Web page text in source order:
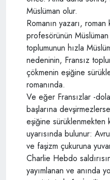
Müslüman olur.
Romanın yazarı,
profesörünün Müslüman
toplumunun hızla
nedeninin, Fransız
çökmenin eşiğine
romanında.
Ve eğer Fransızlar -
başlarına
eşiğine sürüklenmekten
uyarısında bulunur:
ve faşizm çukuruna
Charlie Hebdo
yayımlanan ve anında